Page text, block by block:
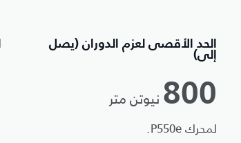
الحد الأقصى لعزم الدوران (يصل
إلى)
800 نيوتن متر
لمحرك P550e.